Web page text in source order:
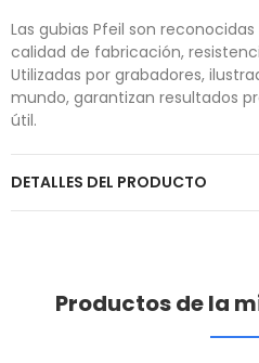
Las gubias Pfeil son
calidad de fabricación,
Utilizadas por grabadores,
mundo, garantizan resultados
útil.
DETALLES DEL PRODUCTO
Productos de la